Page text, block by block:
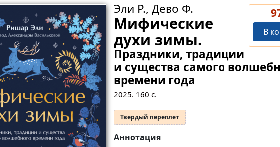
В
Эли Р., Дево Ф.
Мифические
духи зимы.
Праздники, традиции
и существа самого
времени года
2025. 160 с.
Твердый переплет
Аннотация